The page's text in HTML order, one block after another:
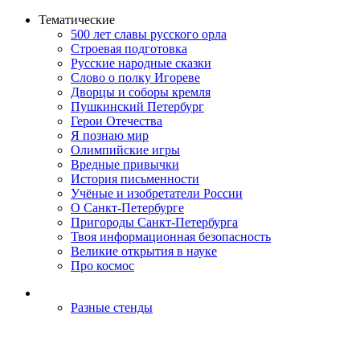
Тематические
500 лет славы русского орла
Строевая подготовка
Русские народные сказки
Слово о полку Игореве
Дворцы и соборы кремля
Пушкинский Петербург
Герои Отечества
Я познаю мир
Олимпийские игры
Вредные привычки
История письменности
Учёные и изобретатели России
О Санкт-Петербурге
Пригороды Санкт-Петербурга
Твоя информационная безопасность
Великие открытия в науке
Про космос
Разные стенды